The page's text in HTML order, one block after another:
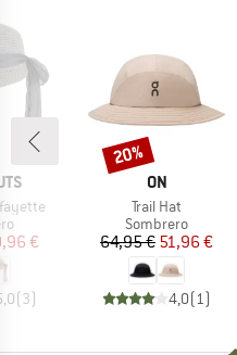
reducido
€
(3)
MARCA
ON
Artículo
Trail Hat
Product group
Sombrero
Precio
64,95 €Precio
51,96 €
4,0(1)
Descuento
20%